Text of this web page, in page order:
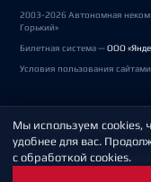
2003-2026 Автономная
Горький»
Билетная система —ООО
Условия пользования
Политика обработки
Пользовательское соглашение
Мы используем cookies,
удобнее для вас.
с обработкой cookies.